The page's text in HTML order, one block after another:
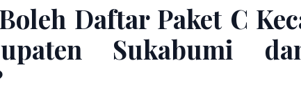
Daftar Paket C
Sukabumi